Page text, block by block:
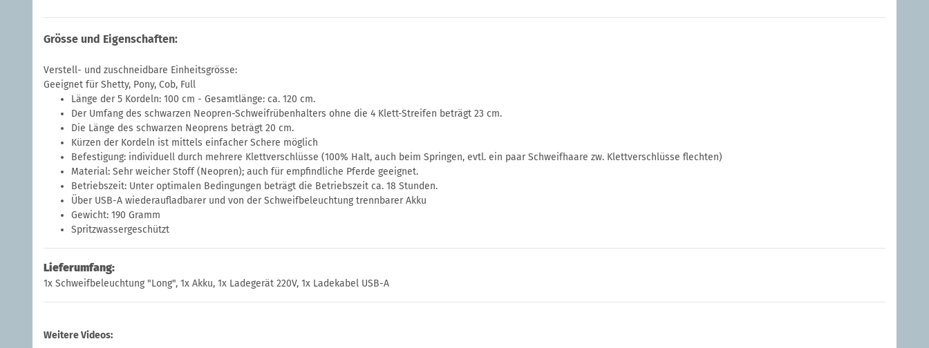
Grösse und Eigenschaften:
Verstell- und zuschneidbare Einheitsgrösse:
Geeignet für Shetty, Pony, Cob, Full
Länge der 5 Kordeln: 100 cm - Gesamtlänge: ca. 120 cm.
Der Umfang des schwarzen Neopren-Schweifrübenhalters ohne die 4 Klett-Streifen beträgt 23 cm.
Die Länge des schwarzen Neoprens beträgt 20 cm.
Kürzen der Kordeln ist mittels einfacher Schere möglich
Befestigung: individuell durch mehrere Klettverschlüsse (100% Halt, auch beim Springen, evtl. ein paar Schweifhaare zw. Klettverschlüsse flechten)
Material: Sehr weicher Stoff (Neopren); auch für empfindliche Pferde geeignet.
Betriebszeit: Unter optimalen Bedingungen beträgt die Betriebszeit ca. 18 Stunden.
Über USB-A wiederaufladbarer und von der Schweifbeleuchtung trennbarer Akku
Gewicht: 190 Gramm
Spritzwassergeschützt
Lieferumfang:
1x Schweifbeleuchtung "Long", 1x Akku, 1x Ladegerät 220V, 1x Ladekabel USB-A
Weitere Videos: